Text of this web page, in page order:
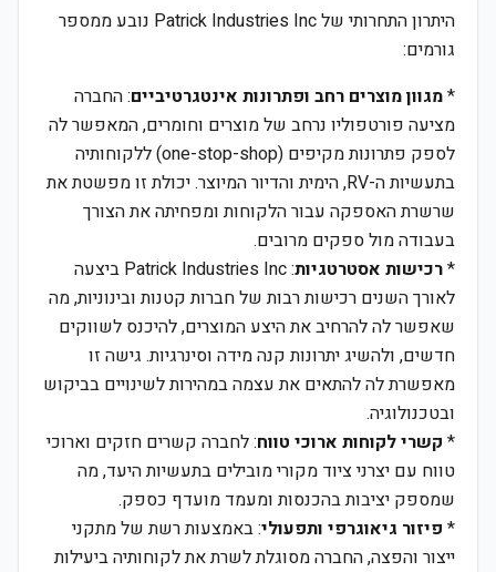
היתרון התחרותי של Patrick Industries Inc נובע ממספר
גורמים:
*מגוון מוצרים רחב ופתרונות אינטגרטיביים: החברה
מציעה פורטפוליו נרחב של מוצרים וחומרים, המאפשר לה
לספק פתרונות מקיפים (one-stop-shop) ללקוחותיה
בתעשיות ה-RV, הימית והדיור המיוצר. יכולת זו מפשטת את
שרשרת האספקה עבור הלקוחות ומפחיתה את הצורך
בעבודה מול ספקים מרובים.
*רכישות אסטרטגיות
: Patrick Industries Inc ביצעה
לאורך השנים רכישות רבות של חברות קטנות ובינוניות, מה
שאפשר לה להרחיב את היצע המוצרים, להיכנס לשווקים
חדשים, ולהשיג יתרונות קנה מידה וסינרגיות. גישה זו
מאפשרת לה להתאים את עצמה במהירות לשינויים בביקוש
ובטכנולוגיה.
* קשרי לקוחות ארוכי טווח: לחברה קשרים חזקים וארוכי
טווח עם יצרני ציוד מקורי מובילים בתעשיות היעד, מה
שמספק יציבות בהכנסות ומעמד מועדף כספק.
* פיזור גיאוגרפי ותפעולי: באמצעות רשת של מתקני
ייצור והפצה, החברה מסוגלת לשרת את לקוחותיה ביעילות